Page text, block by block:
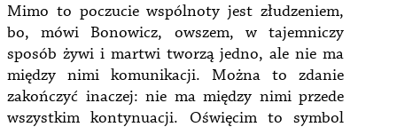
Mimo to poczucie wspólnoty jest złudzeniem,
bo, mówi Bonowicz, owszem, w tajemniczy
sposób żywi i martwi tworzą jedno, ale nie ma
między nimi komunikacji. Można to zdanie
zakończyć inaczej: nie ma między nimi przede
wszystkim kontynuacji. Oświęcim to symbol